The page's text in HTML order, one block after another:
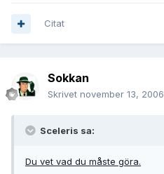
Citat
Sokkan
Skrivet november 13, 2006
Sceleris sa:
Du vet vad du måste göra.